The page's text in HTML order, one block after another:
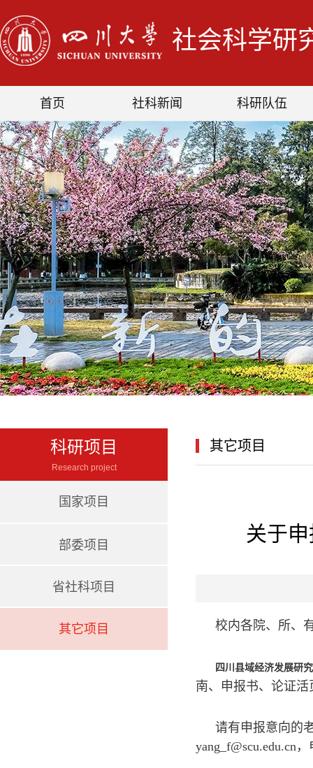
社会科学研
首页 社科新闻 科研队伍
科研项目
Research project
国家项目
部委项目
省社科项目
其它项目
其它项目
关于
校内各院、所、
四川县域经济发展研
南、申报书、论证
请有申报意向的
yang_f@scu.edu.cn